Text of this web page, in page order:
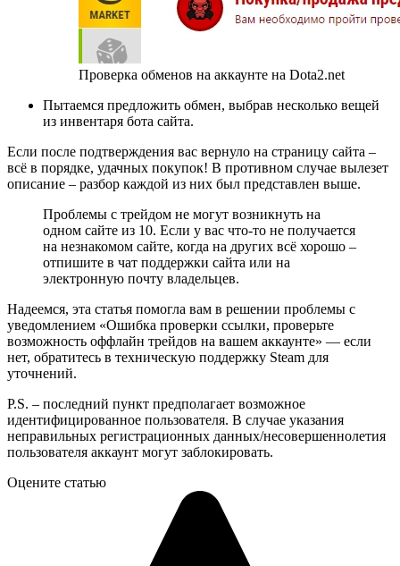
Проверка обменов на аккаунте на Dota2.net
Пытаемся предложить обмен, выбрав несколько вещей
из инвентаря бота сайта.
Если после подтверждения вас вернуло на страницу сайта –
всё в порядке, удачных покупок! В противном случае вылезет
описание – разбор каждой из них был представлен выше.
Проблемы с трейдом не могут возникнуть на
одном сайте из 10. Если у вас что-то не получается
на незнакомом сайте, когда на других всё хорошо –
отпишите в чат поддержки сайта или на
электронную почту владельцев.
Надеемся, эта статья помогла вам в решении проблемы с
уведомлением «Ошибка проверки ссылки, проверьте
возможность оффлайн трейдов на вашем аккаунте» — если
нет, обратитесь в техническую поддержку Steam для
уточнений.
P.S. – последний пункт предполагает возможное
идентифицированное пользователя. В случае указания
неправильных регистрационных данных/несовершеннолетия
пользователя аккаунт могут заблокировать.
Оцените статью